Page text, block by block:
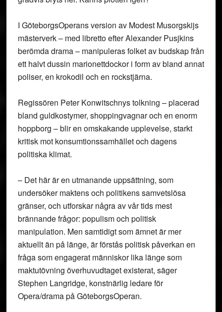
I GöteborgsOperans version av Modest Musorgskijs
mästerverk – med libretto efter Alexander Pusjkins
berömda drama – manipuleras folket av budskap från
ett halvt dussin marionettdockor i form av bland annat
poliser, en krokodil och en rockstjärna.
Regissören Peter Konwitschnys tolkning – placerad
bland guldkostymer, shoppingvagnar och en enorm
hoppborg – blir en omskakande upplevelse, starkt
kritisk mot konsumtionssamhället och dagens
politiska klimat.
– Det här är en utmanande uppsättning, som
undersöker maktens och politikens samvetslösa
gränser, och utforskar några av vår tids mest
brännande frågor: populism och politisk
manipulation. Men samtidigt som ämnet är mer
aktuellt än på länge, är förstås politisk påverkan en
fråga som engagerat människor lika länge som
maktutövning överhuvudtaget existerat, säger
Stephen Langridge, konstnärlig ledare för
Opera/drama på GöteborgsOperan.